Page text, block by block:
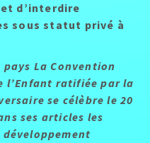
d’interdire
sous statut privé à
La Convention
l’Enfant ratifiée par la
se célèbre le 20
ses articles les